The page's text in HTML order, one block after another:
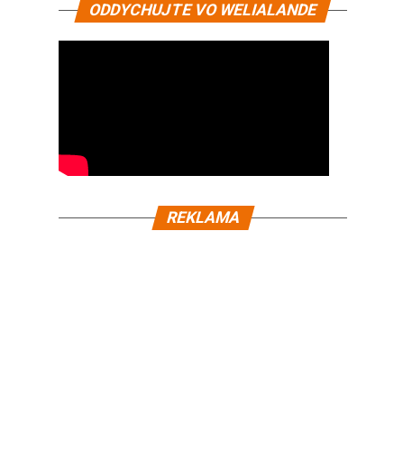
ODDYCHUJTE VO WELIALANDE
REKLAMA